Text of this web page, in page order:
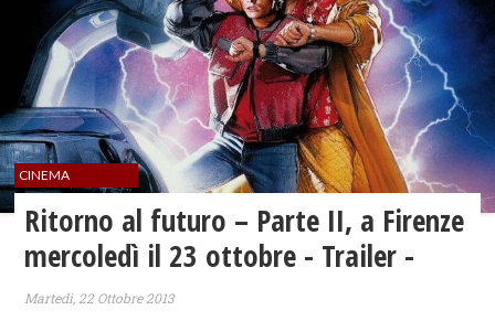
CINEMA
Ritorno al futuro – Parte II, a Firenze
mercoledì il 23 ottobre - Trailer -
Martedì, 22 Ottobre 2013